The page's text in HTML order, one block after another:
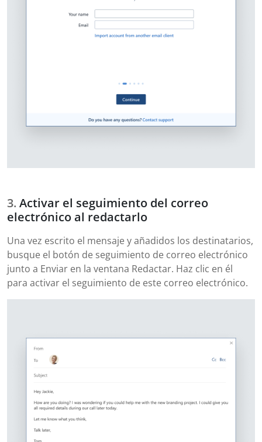
Activar el seguimiento del correo
electrónico al redactarlo
Una vez escrito el mensaje y añadidos los destinatarios,
busque el botón de seguimiento de correo electrónico
junto a Enviar en la ventana Redactar. Haz clic en él
para activar el seguimiento de este correo electrónico.